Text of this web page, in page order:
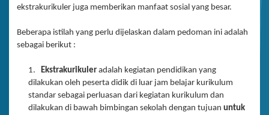
ekstrakurikuler juga memberikan manfaat sosial yang besar.
Beberapa istilah yang perlu dijelaskan dalam pedoman ini adalah
sebagai berikut :
1. Ekstrakurikuleradalah kegiatan pendidikan yang
dilakukan oleh peserta didik di luar jam belajar kurikulum
standar sebagai perluasan dari kegiatan kurikulum dan
dilakukan di bawah bimbingan sekolah dengan tujuan untuk